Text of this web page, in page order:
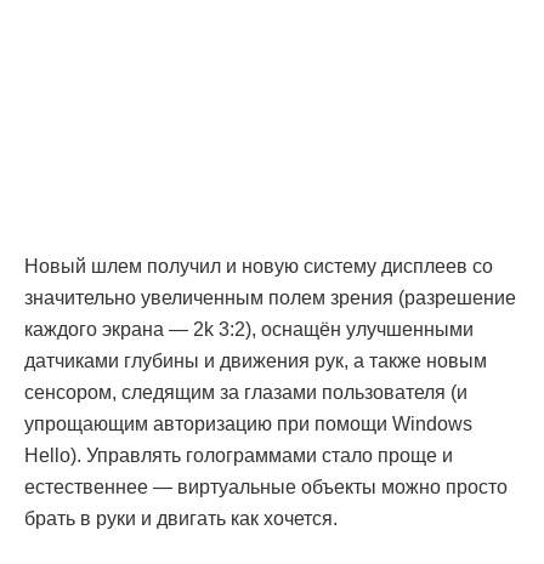
Новый шлем получил и новую систему дисплеев со
значительно увеличенным полем зрения (разрешение
каждого экрана — 2k 3:2), оснащён улучшенными
датчиками глубины и движения рук, а также новым
сенсором, следящим за глазами пользователя (и
упрощающим авторизацию при помощи Windows
Hello). Управлять голограммами стало проще и
естественнее — виртуальные объекты можно просто
брать в руки и двигать как хочется.